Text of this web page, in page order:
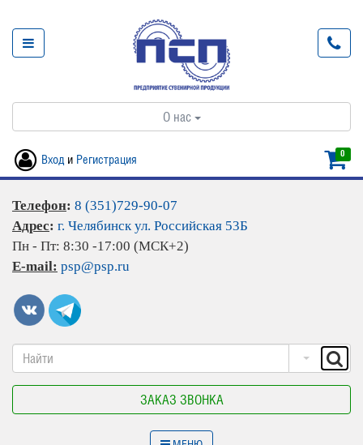
О нас
0
Вход и Регистрация
Телефон: 8 (351)729-90-07
Адрес: г. Челябинск ул. Российская 53Б
Пн - Пт: 8:30 -17:00 (МСК+2)
E-mail: psp@psp.ru
ЗАКАЗ ЗВОНКА